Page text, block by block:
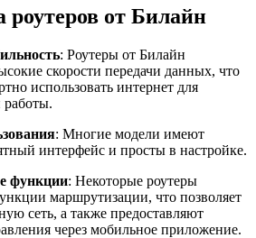
от Билайн
: Роутеры от Билайн
скорости передачи данных, что
использовать интернет для
работы.
: Многие модели имеют
интерфейс и просты в настройке.
функции: Некоторые роутеры
маршрутизации, что позволяет
сеть, а также предоставляют
через мобильное приложение.